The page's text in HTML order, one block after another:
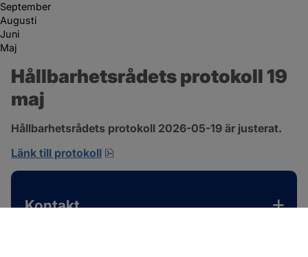
September
Augusti
Juni
Maj
Hållbarhetsrådets protokoll 19
maj
Hållbarhetsrådets protokoll 2026-05-19 är justerat.
Länk till protokoll
Kontakt